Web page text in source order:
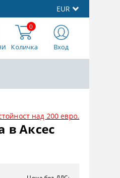
EUR
Количка
0
Вход
над 200 евро.
в Аксес